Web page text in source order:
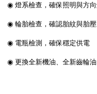
◉ 燈系檢查，確保照明與方
◉ 輪胎檢查，確認胎紋與胎
◉ 電瓶檢測，確保穩定供電
◉ 更換全新機油、全新齒輪